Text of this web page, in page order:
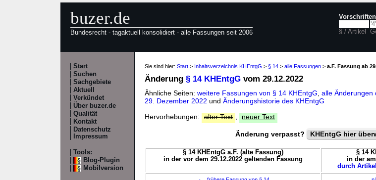
buzer.de
Bundesrecht - tagaktuell konsolidiert - alle Fassungen seit 2006 § / Artikel
Start
Suchen
Sachgebiete
Aktuell
Verkündet
Über buzer.de
Qualität
Kontakt
Datenschutz
Impressum
Tools:
Blog-Plugin
Mobilversion
Sie sind hier: Start > Inhaltsverzeichnis KHEntgG > § 14 > alle Fassungen > a.F. Fassung ab
Änderung § 14 KHEntgG vom 29.12.2022
Ähnliche Seiten: weitere Fassungen von § 14 KHEntgG alle Änderungen
29. Dezember 2022 und Änderungshistorie des KHEntgG
Hervorhebungen:
alter Text neuer Text
Änderung verpasst? KHEntgG hier
§ 14 KHEntgG a.F. (alte Fassung)
in der vor dem 29.12.2022 geltenden Fassung
§ 14
in der
durch